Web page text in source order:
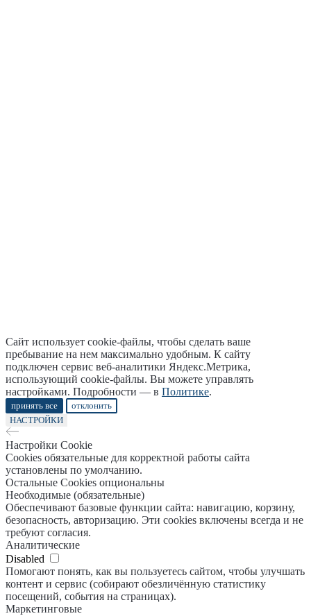
Сайт использует cookie-файлы, чтобы сделать ваше
пребывание на нем максимально удобным. К cайту
подключен сервис веб-аналитики Яндекс.Метрика,
использующий cookie-файлы. Вы можете управлять
настройками. Подробности — в Политике.
принять все
отклонить
НАСТРОЙКИ
Настройки Cookie
Cookies обязательные для корректной работы сайта
установлены по умолчанию.
Остальные Cookies опциональны
Необходимые (обязательные)
Обеспечивают базовые функции сайта: навигацию, корзину,
безопасность, авторизацию. Эти cookies включены всегда и не
требуют согласия.
Аналитические
Disabled
Помогают понять, как вы пользуетесь сайтом, чтобы улучшать
контент и сервис (собирают обезличённую статистику
посещений, события на страницах).
Маркетинговые